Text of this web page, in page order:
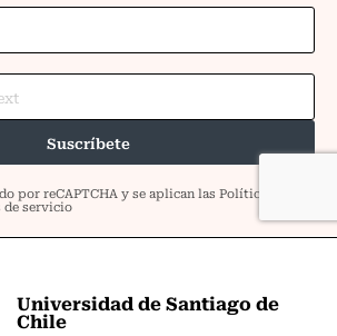
Universidad de Santiago de
Chile